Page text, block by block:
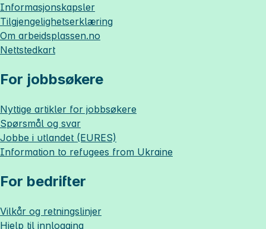
Informasjonskapsler
Tilgjengelighetserklæring
Om arbeidsplassen.no
Nettstedkart
For jobbsøkere
Nyttige artikler for jobbsøkere
Spørsmål og svar
Jobbe i utlandet (EURES)
Information to refugees from Ukraine
For bedrifter
Vilkår og retningslinjer
Hjelp til innlogging